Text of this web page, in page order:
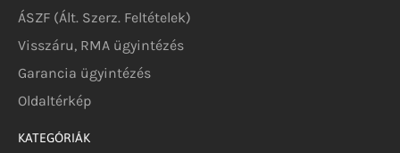
ÁSZF (Ált. Szerz. Feltételek)
Visszáru, RMA ügyintézés
Garancia ügyintézés
Oldaltérkép
KATEGÓRIÁK